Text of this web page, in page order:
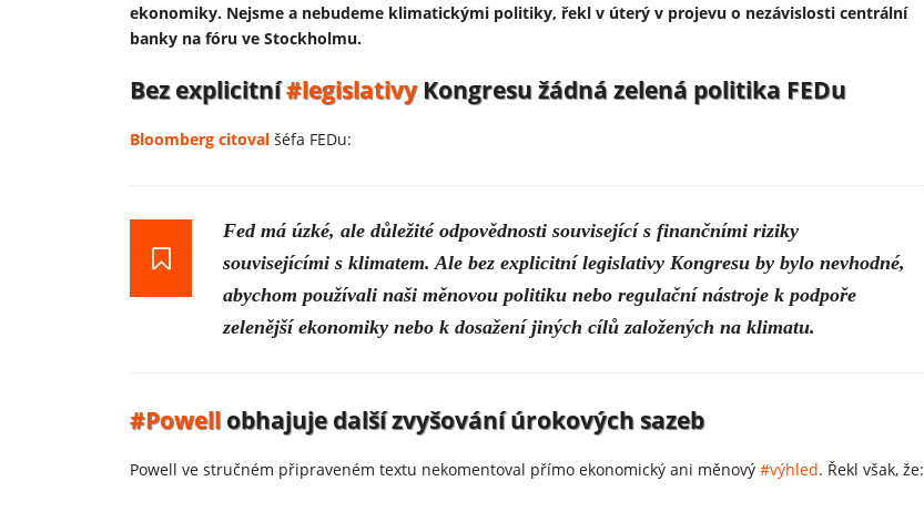
ekonomiky. Nejsme a nebudeme klimatickými politiky, řekl v úterý v projevu o nezávislosti centrální
banky na fóru ve Stockholmu.
Bez explicitní#legislativyKongresu žádná zelená politika FEDu
Bloomberg citoval šéfa FEDu:
Fed má úzké, ale důležité odpovědnosti související s finančními riziky
souvisejícími s klimatem. Ale bez explicitní legislativy Kongresu by bylo nevhodné,
abychom používali naši měnovou politiku nebo regulační nástroje k podpoře
zelenější ekonomiky nebo k dosažení jiných cílů založených na klimatu.
#Powell obhajuje další zvyšování úrokových sazeb
Powell ve stručném připraveném textu nekomentoval přímo ekonomický ani měnový #výhled. Řekl však, že: